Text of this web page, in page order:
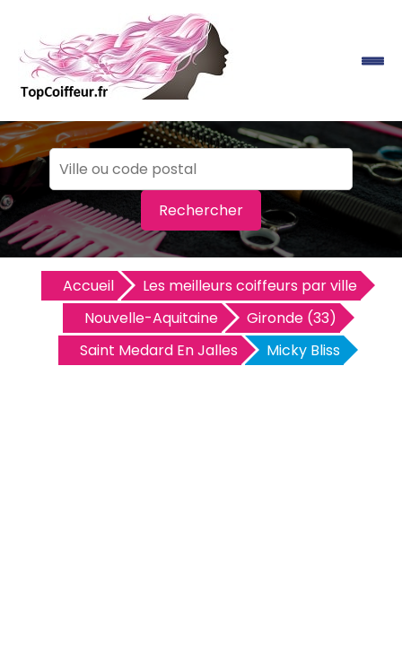
Rechercher
Accueil
Les meilleurs coiffeurs par ville
Nouvelle-Aquitaine
Gironde (33)
Saint Medard En Jalles
Micky Bliss